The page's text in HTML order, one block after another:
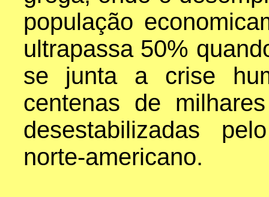
população
ultrapassa 50%
se junta a crise
centenas de
desestabilizadas
norte-americano.